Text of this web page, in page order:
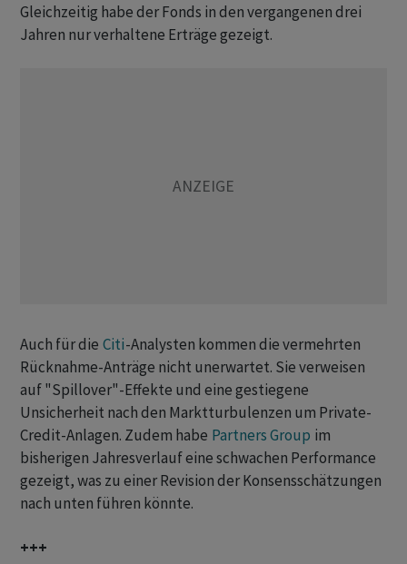
Gleichzeitig habe der Fonds in den vergangenen drei
Jahren nur verhaltene Erträge gezeigt.
Auch für die Citi-Analysten kommen die vermehrten
Rücknahme-Anträge nicht unerwartet. Sie verweisen
auf "Spillover"-Effekte und eine gestiegene
Unsicherheit nach den Marktturbulenzen um Private-
Credit-Anlagen. Zudem habe Partners Group im
bisherigen Jahresverlauf eine schwachen Performance
gezeigt, was zu einer Revision der Konsensschätzungen
nach unten führen könnte.
+++